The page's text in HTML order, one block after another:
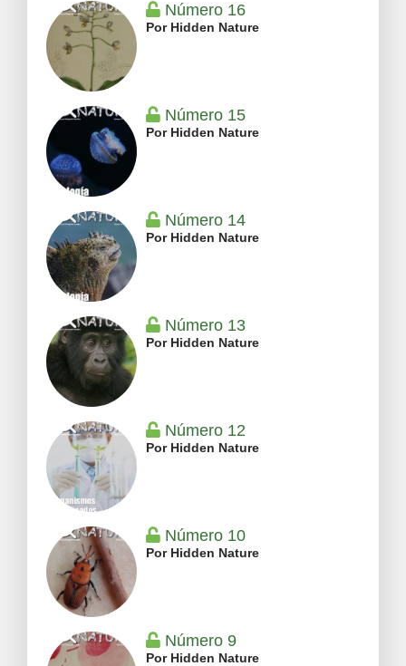
Número 16
Por Hidden Nature
Número 15
Por Hidden Nature
Número 14
Por Hidden Nature
Número 13
Por Hidden Nature
Número 12
Por Hidden Nature
Número 10
Por Hidden Nature
Número 9
Por Hidden Nature